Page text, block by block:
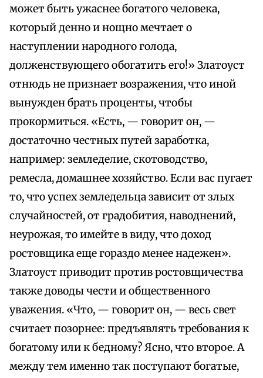
может быть ужаснее богатого человека,
который денно и нощно мечтает о
наступлении народного голода,
долженствующего обогатить его!» Златоуст
отнюдь не признает возражения, что иной
вынужден брать проценты, чтобы
прокормиться. «Есть, — говорит он, —
достаточно честных путей заработка,
например: земледелие, скотоводство,
ремесла, домашнее хозяйство. Если вас пугает
то, что успех земледельца зависит от злых
случайностей, от градобития, наводнений,
неурожая, то имейте в виду, что доход
ростовщика еще гораздо менее надежен».
Златоуст приводит против ростовщичества
также доводы чести и общественного
уважения. «Что, — говорит он, — весь свет
считает позорнее: предъявлять требования к
богатому или к бедному? Ясно, что второе. А
между тем именно так поступают богатые,